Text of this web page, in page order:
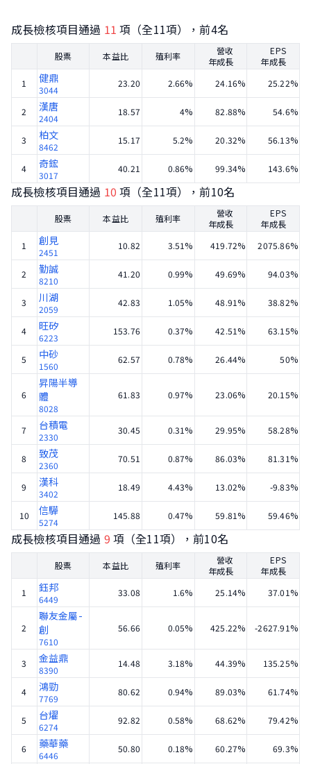
成長檢核項目通過 11 項（全11項），前4名
股票 本益比 殖利率
營收
年成長
EPS
年成長
1
健鼎
3044
23.20 2.66% 24.16% 25.22%
2 漢唐
2404
18.57 4% 82.88% 54.6%
3 柏文
8462
15.17 5.2% 20.32% 56.13%
4 奇鋐
3017
40.21 0.86% 99.34% 143.6%
成長檢核項目通過 10 項（全11項），前10名
股票 本益比 殖利率
營收
年成長
EPS
年成長
1
創見
2451
10.82 3.51% 419.72% 2075.86%
2 勤誠
8210
41.20 0.99% 49.69% 94.03%
3 川湖
2059
42.83 1.05% 48.91% 38.82%
4 旺矽
6223
153.76 0.37% 42.51% 63.15%
5 中砂
1560
62.57 0.78% 26.44% 50%
6
昇陽半導
體
8028
61.83 0.97% 23.06% 20.15%
7 台積電
2330
30.45 0.31% 29.95% 58.28%
8 致茂
2360
70.51 0.87% 86.03% 81.31%
9 漢科
3402
18.49 4.43% 13.02% -9.83%
10 信驊
5274
145.88 0.47% 59.81% 59.46%
成長檢核項目通過 9 項（全11項），前10名
股票 本益比 殖利率
營收
年成長
EPS
年成長
1
鈺邦
6449
33.08 1.6% 25.14% 37.01%
2
聯友金屬-
創
7610
56.66 0.05% 425.22% -2627.91%
3 金益鼎
8390
14.48 3.18% 44.39% 135.25%
4 鴻勁
7769
80.62 0.94% 89.03% 61.74%
5 台燿
6274
92.82 0.58% 68.62% 79.42%
6 藥華藥
6446
50.80 0.18% 60.27% 69.3%